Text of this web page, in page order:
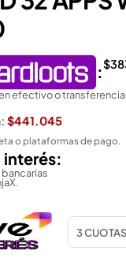
:$
efectivo o
$441.045
o plataformas de pago.
interés: